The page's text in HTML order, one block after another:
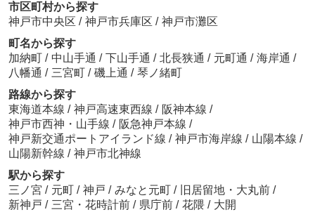
市区町村から探す
神戸市中央区 / 神戸市兵庫区 / 神戸市灘区
町名から探す
加納町 / 中山手通 / 下山手通 / 北長狭通 / 元町通 / 海岸通 /
八幡通 / 三宮町 / 磯上通 / 琴ノ緒町
路線から探す
東海道本線 / 神戸高速東西線 / 阪神本線 /
神戸市西神・山手線 / 阪急神戸本線 /
神戸新交通ポートアイランド線 / 神戸市海岸線 / 山陽本線 /
山陽新幹線 / 神戸市北神線
駅から探す
三ノ宮 / 元町 / 神戸 / みなと元町 / 旧居留地・大丸前 /
新神戸 / 三宮・花時計前 / 県庁前 / 花隈 / 大開